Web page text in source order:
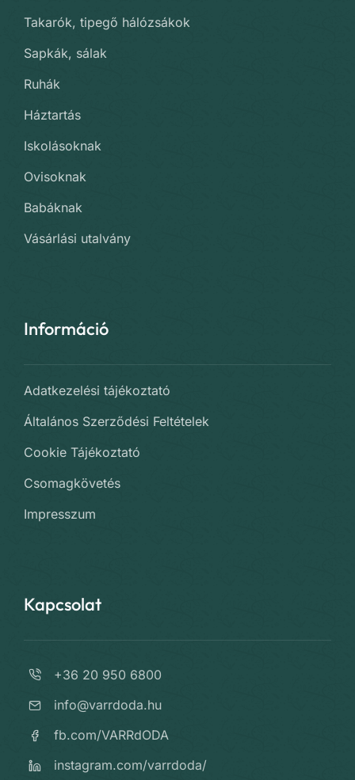
Takarók, tipegő hálózsákok
Sapkák, sálak
Ruhák
Háztartás
Iskolásoknak
Ovisoknak
Babáknak
Vásárlási utalvány
Információ
Adatkezelési tájékoztató
Általános Szerződési Feltételek
Cookie Tájékoztató
Csomagkövetés
Impresszum
Kapcsolat
+36 20 950 6800
info@varrdoda.hu
fb.com/VARRdODA
instagram.com/varrdoda/